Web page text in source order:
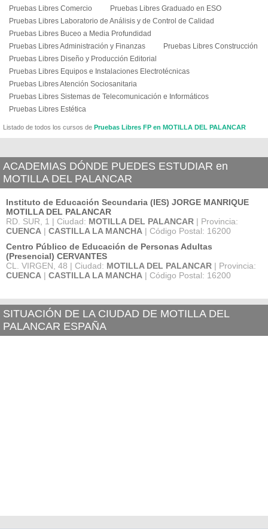
Pruebas Libres Comercio
Pruebas Libres Graduado en ESO
Pruebas Libres Laboratorio de Análisis y de Control de Calidad
Pruebas Libres Buceo a Media Profundidad
Pruebas Libres Administración y Finanzas
Pruebas Libres Construcción
Pruebas Libres Diseño y Producción Editorial
Pruebas Libres Equipos e Instalaciones Electrotécnicas
Pruebas Libres Atención Sociosanitaria
Pruebas Libres Sistemas de Telecomunicación e Informáticos
Pruebas Libres Estética
Listado de todos los cursos de Pruebas Libres FP en MOTILLA DEL PALANCAR
ACADEMIAS DÓNDE PUEDES ESTUDIAR en
MOTILLA DEL PALANCAR
Instituto de Educación Secundaria (IES) JORGE MANRIQUE
MOTILLA DEL PALANCAR
RD. SUR, 1 | Ciudad: MOTILLA DEL PALANCAR | Provincia:
CUENCA | CASTILLA LA MANCHA | Código Postal: 16200
Centro Público de Educación de Personas Adultas
(Presencial) CERVANTES
CL. VIRGEN, 48 | Ciudad: MOTILLA DEL PALANCAR | Provincia:
CUENCA | CASTILLA LA MANCHA | Código Postal: 16200
SITUACIÓN DE LA CIUDAD DE MOTILLA DEL
PALANCAR ESPAÑA